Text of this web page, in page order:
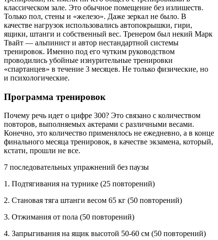
классическом зале. Это обычное помещение без излишеств.
Только пол, стены и «железо». Даже зеркал не было. В
качестве нагрузок использовались автопокрышки, гири,
ящики, штанги и собственный вес. Тренером был некий Марк
Твайт — альпинист и автор нестандартной системы
тренировок. Именно под его чутким руководством
проводились убойные изнурительные тренировки
«спартанцев» в течение 3 месяцев. Не только физические, но
и психологические.
Программа тренировок
Почему речь идет о цифре 300? Это связано с количеством
повторов, выполняемых актерами с различными весами.
Конечно, это количество применялось не ежедневно, а в конце
финального месяца тренировок, в качестве экзамена, который,
кстати, прошли не все.
7 последовательных упражнений без паузы
1. Подтягивания на турнике (25 повторений)
2. Становая тяга штанги весом 65 кг (50 повторений)
3. Отжимания от пола (50 повторений)
4. Запрыгивания на ящик высотой 50-60 см (50 повторений)